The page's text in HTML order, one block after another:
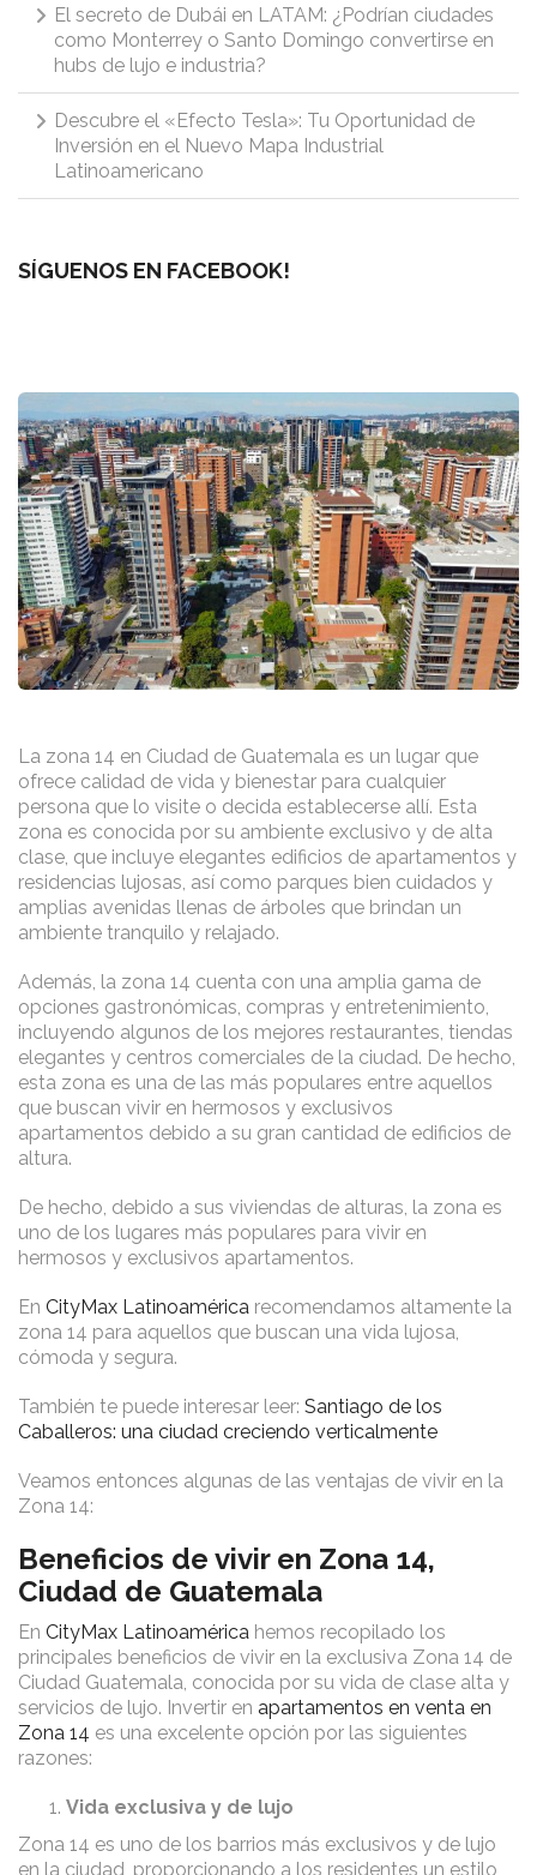
El secreto de Dubái en LATAM: ¿Podrían ciudades
como Monterrey o Santo Domingo convertirse en
hubs de lujo e industria?
Descubre el «Efecto Tesla»: Tu Oportunidad de
Inversión en el Nuevo Mapa Industrial
Latinoamericano
SÍGUENOS EN FACEBOOK!
La zona 14 en Ciudad de Guatemala es un lugar que
ofrece calidad de vida y bienestar para cualquier
persona que lo visite o decida establecerse allí. Esta
zona es conocida por su ambiente exclusivo y de alta
clase, que incluye elegantes edificios de apartamentos y
residencias lujosas, así como parques bien cuidados y
amplias avenidas llenas de árboles que brindan un
ambiente tranquilo y relajado.
Además, la zona 14 cuenta con una amplia gama de
opciones gastronómicas, compras y entretenimiento,
incluyendo algunos de los mejores restaurantes, tiendas
elegantes y centros comerciales de la ciudad. De hecho,
esta zona es una de las más populares entre aquellos
que buscan vivir en hermosos y exclusivos
apartamentos debido a su gran cantidad de edificios de
altura.
De hecho, debido a sus viviendas de alturas, la zona es
uno de los lugares más populares para vivir en
hermosos y exclusivos apartamentos.
En CityMax Latinoamérica recomendamos altamente la
zona 14 para aquellos que buscan una vida lujosa,
cómoda y segura.
También te puede interesar leer: Santiago de los
Caballeros: una ciudad creciendo verticalmente
Veamos entonces algunas de las ventajas de vivir en la
Zona 14:
Beneficios de vivir en Zona 14,
Ciudad de Guatemala
En CityMax Latinoamérica hemos recopilado los
principales beneficios de vivir en la exclusiva Zona 14 de
Ciudad Guatemala, conocida por su vida de clase alta y
servicios de lujo. Invertir en apartamentos en venta en
Zona 14 es una excelente opción por las siguientes
razones:
Vida exclusiva y de lujo
Zona 14 es uno de los barrios más exclusivos y de lujo
en la ciudad, proporcionando a los residentes un estilo